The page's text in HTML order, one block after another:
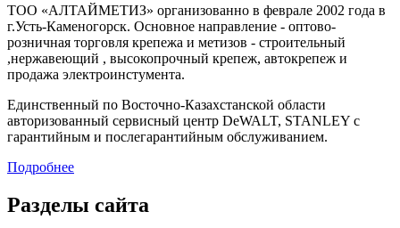
ТОО «АЛТАЙМЕТИЗ» организованно в феврале 2002 года в
г.Усть-Каменогорск. Основное направление - оптово-
розничная торговля крепежа и метизов - строительный
,нержавеющий , высокопрочный крепеж, автокрепеж и
продажа электроинстумента.
Единственный по Восточно-Казахстанской области
авторизованный сервисный центр DeWALT, STANLEY с
гарантийным и послегарантийным обслуживанием.
Подробнее
Разделы сайта